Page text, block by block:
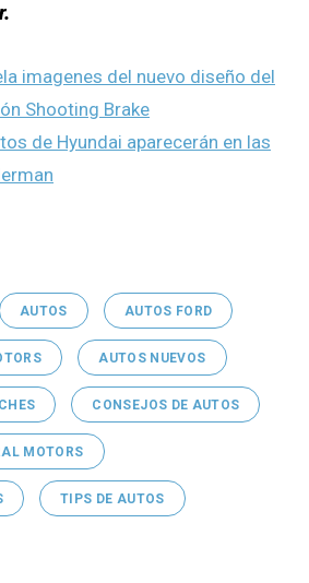
imagenes del nuevo diseño del
Shooting Brake
de Hyundai aparecerán en las
AUTOS AUTOS FORD
AUTOS NUEVOS
CONSEJOS DE AUTOS
MOTORS
TIPS DE AUTOS